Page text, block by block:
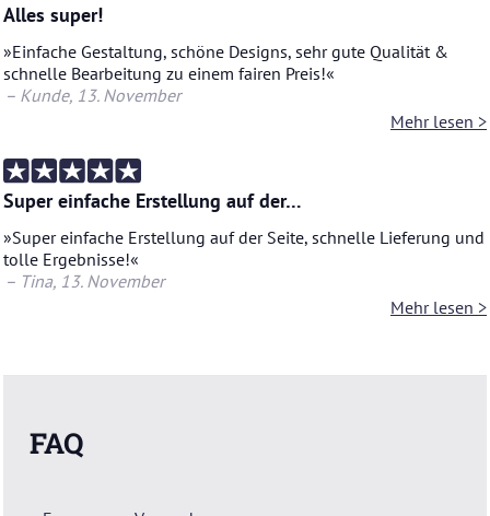
Alles super!
»Ein­fa­che Ge­stal­tung, schö­ne De­signs, sehr gute Qua­li­tät &
schnel­le Be­ar­bei­tung zu einem fai­ren Preis!«
– Kunde, 13. No­vem­ber
Mehr lesen >
Super einfache Erstellung auf der…
»Super ein­fa­che Er­stel­lung auf der Seite, schnel­le Lie­fe­rung und
tolle Er­geb­nis­se!«
– Tina, 13. No­vem­ber
Mehr lesen >
FAQ